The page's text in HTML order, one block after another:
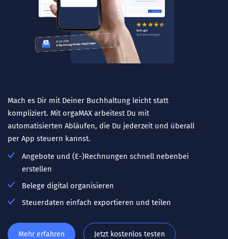
Mach es Dir mit Deiner Buchhaltung leicht statt
kompliziert. Mit orgaMAX arbeitest Du mit
automatisierten Abläufen, die Du jederzeit und überall
per App steuern kannst.
Angebote und (E-)Rechnungen schnell nebenbei
erstellen
Belege digital organisieren
Steuerdaten einfach exportieren und teilen
Mehr erfahren Jetzt kostenlos testen